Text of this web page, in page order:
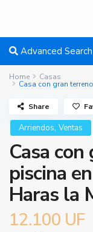
Advanced Search
Home Casas
Casa con gran
Arriendos, Ventas
Casa
piscina
Haras la
12.100 UF
Share